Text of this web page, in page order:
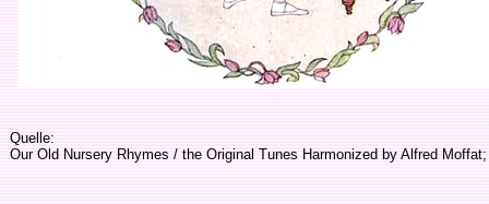
Quelle:
Our Old Nursery Rhymes / the Original Tunes Harmonized by Alfred